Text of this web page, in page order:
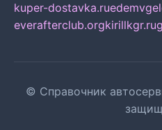
kuper-dostavka.ru
everafterclub.orgkirillkgr.ru
© Справочник